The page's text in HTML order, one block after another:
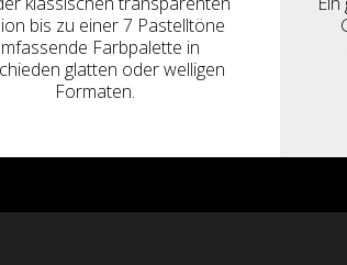
bis zu einer 7 Pastelltöne
Farbpalette in
glatten oder welligen
Formaten.